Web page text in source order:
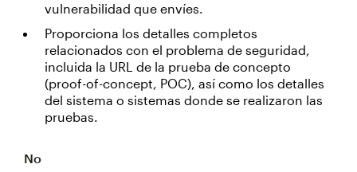
vulnerabilidad que envíes.
Proporciona los detalles completos
relacionados con el problema de seguridad,
incluida la URL de la prueba de concepto
(proof-of-concept, POC), así como los detalles
del sistema o sistemas donde se realizaron las
pruebas.
No